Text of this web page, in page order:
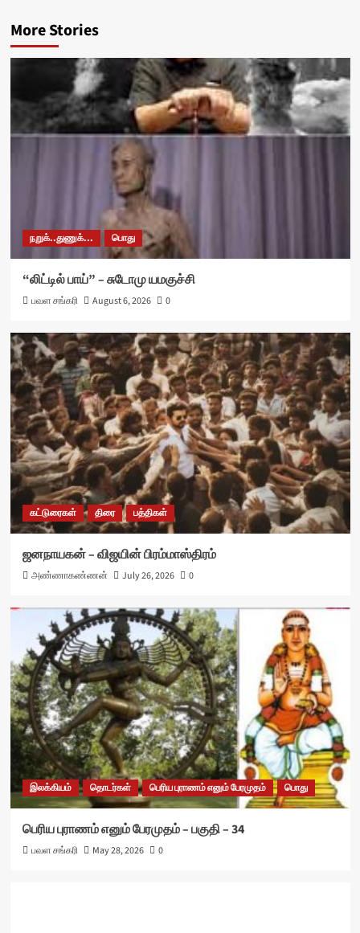
More Stories
நறுக்..துணுக்... பொது
“லிட்டில் பாய்” – சுடோமு யமகுச்சி
பவள சங்கரி August 6, 2026 0
கட்டுரைகள் திரை பத்திகள்
ஜனநாயகன் – விஜயின் பிரம்மாஸ்திரம்
அண்ணாகண்ணன் July 26, 2026 0
இலக்கியம் தொடர்கள் பெரிய புராணம் எனும் பேரமுதம் பொது
பெரிய புராணம் எனும் பேரமுதம் – பகுதி – 34
பவள சங்கரி May 28, 2026 0